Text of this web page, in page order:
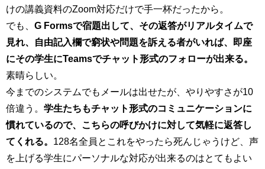
けの講義資料のZoom対応だけで手一杯だったから。
でも、 G Formsで宿題出して、その返答がリアルタイムで
見れ、自由記入欄で窮状や問題を訴える者がいれば、即座
にその学生にTeamsでチャット形式のフォローが出来る。
素晴らしい。
今までのシステムでもメールは出せたが、やりやすさが10
倍違う。 学生たちもチャット形式のコミュニケーションに
慣れているので、こちらの呼びかけに対して気軽に返答し
てくれる。 128名全員とこれをやったら死んじゃうけど、声
を上げる学生にパーソナルな対応が出来るのはとてもよい